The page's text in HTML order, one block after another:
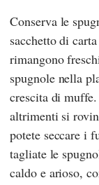
Conserva le
sacchetto di
rimangono
spugnole nella
crescita di
altrimenti si
potete seccare i
tagliate le
caldo e arioso,